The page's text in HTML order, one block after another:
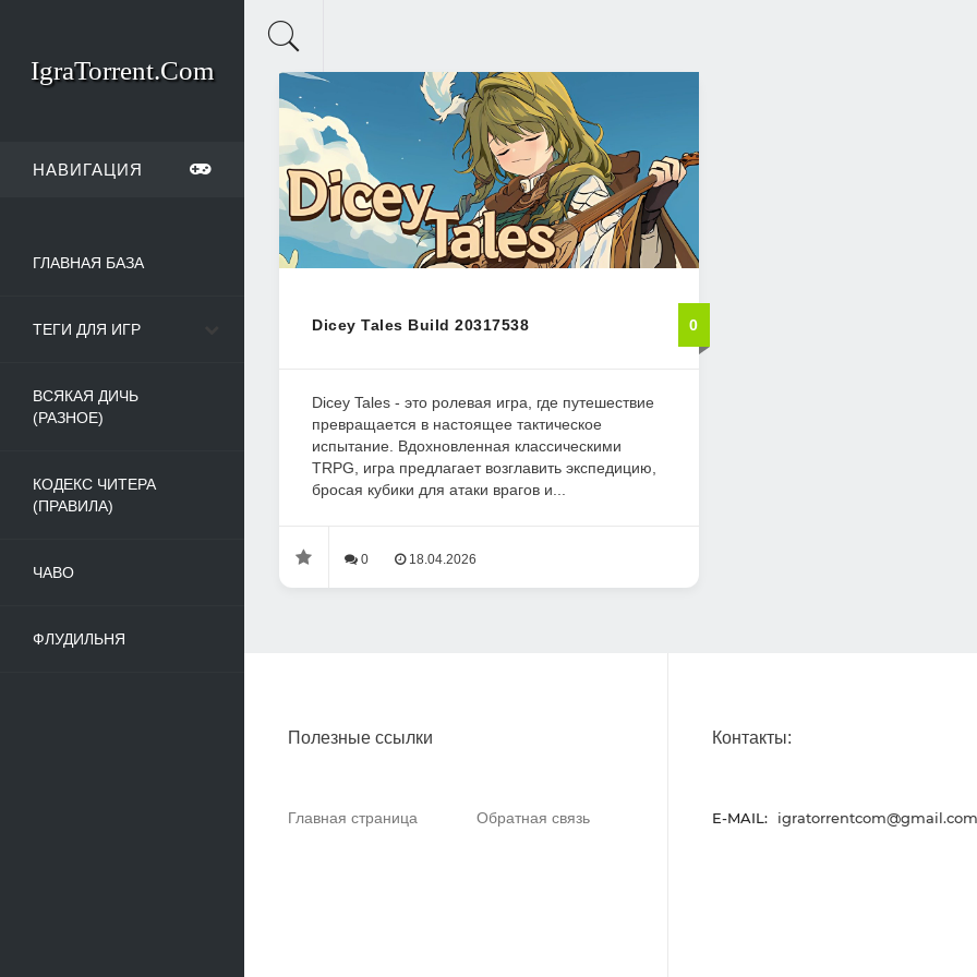
IgraTorrent.Com
НАВИГАЦИЯ
ГЛАВНАЯ БАЗА
ТЕГИ ДЛЯ ИГР
ВСЯКАЯ ДИЧЬ
(РАЗНОЕ)
КОДЕКС ЧИТЕРА
(ПРАВИЛА)
ЧАВО
ФЛУДИЛЬНЯ
Dicey Tales Build 20317538 0
Dicey Tales - это ролевая игра, где путешествие
превращается в настоящее тактическое
испытание. Вдохновленная классическими
TRPG, игра предлагает возглавить экспедицию,
бросая кубики для атаки врагов и...
0 18.04.2026
Полезные ссылки
Главная страница Обратная связь
Контакты:
E-MAIL: